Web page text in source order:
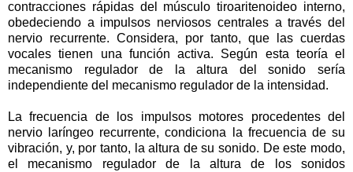
contracciones rápidas del músculo tiroaritenoideo interno,
obedeciendo a impulsos nerviosos centrales a través del
nervio recurrente. Considera, por tanto, que las cuerdas
vocales tienen una función activa. Según esta teoría el
mecanismo regulador de la altura del sonido sería
independiente del mecanismo regulador de la intensidad.
La frecuencia de los impulsos motores procedentes del
nervio laríngeo recurrente, condiciona la frecuencia de su
vibración, y, por tanto, la altura de su sonido. De este modo,
el mecanismo regulador de la altura de los sonidos